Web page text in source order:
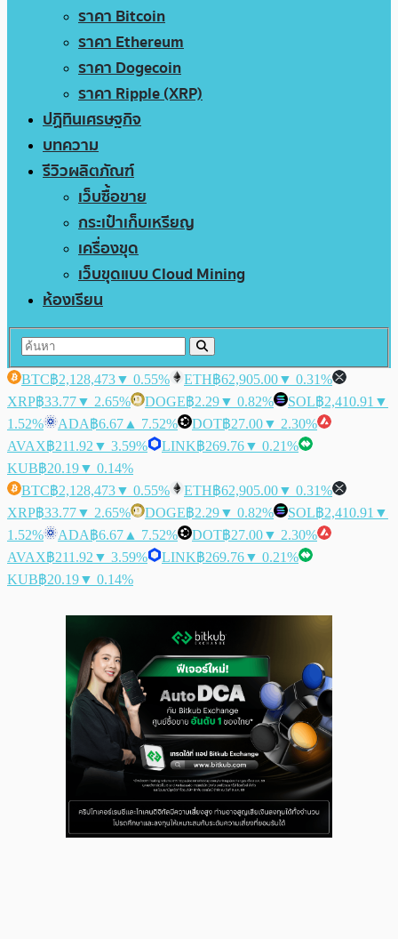
ราคา Bitcoin
ราคา Ethereum
ราคา Dogecoin
ราคา Ripple (XRP)
ปฏิทินเศรษฐกิจ
บทความ
รีวิวผลิตภัณฑ์
เว็บซื้อขาย
กระเป๋าเก็บเหรียญ
เครื่องขุด
เว็บขุดแบบ Cloud Mining
ห้องเรียน
BTC฿2,128,473▼ 0.55% ETH฿62,905.00▼ 0.31%
XRP฿33.77▼ 2.65% DOGE฿2.29▼ 0.82% SOL฿2,410.91 ▼
1.52%
ADA฿6.67 ▲ 7.52% DOT฿27.00▼ 2.30%
AVAX฿211.92 ▼ 3.59% LINK฿269.76▼ 0.21%
KUB฿20.19▼ 0.14%
BTC฿2,128,473▼ 0.55% ETH฿62,905.00▼ 0.31%
XRP฿33.77▼ 2.65% DOGE฿2.29▼ 0.82% SOL฿2,410.91 ▼
1.52%
ADA฿6.67 ▲ 7.52% DOT฿27.00▼ 2.30%
AVAX฿211.92 ▼ 3.59% LINK฿269.76▼ 0.21%
KUB฿20.19▼ 0.14%